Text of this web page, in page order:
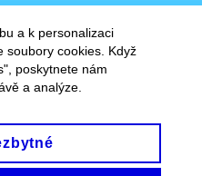
a k personalizaci
soubory cookies. Když
poskytnete nám
a analýze.